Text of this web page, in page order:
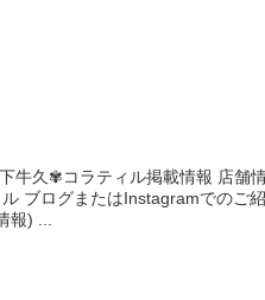
牛久✾コラティル掲載情報 店舗
ブログまたはInstagramでのご
報) ...